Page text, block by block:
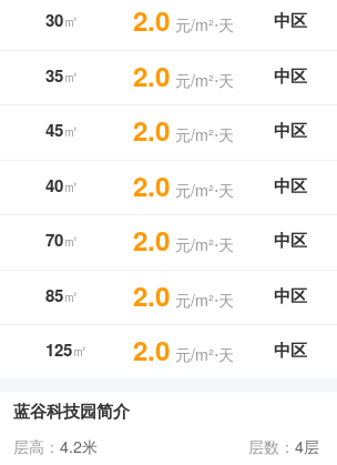
30㎡ 2.0 元/m²⋅天 中区
35㎡ 2.0 元/m²⋅天 中区
45㎡ 2.0 元/m²⋅天 中区
40㎡ 2.0 元/m²⋅天 中区
70㎡ 2.0 元/m²⋅天 中区
85㎡ 2.0 元/m²⋅天 中区
125㎡ 2.0 元/m²⋅天 中区
蓝谷科技园简介
层高： 4.2米 层数： 4层